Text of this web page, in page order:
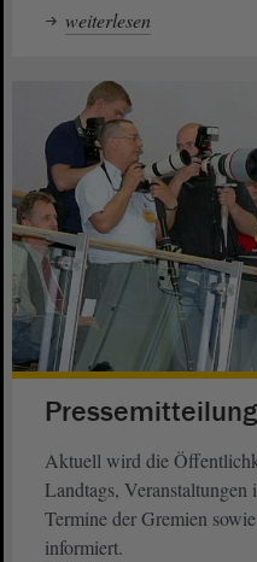
weiterlesen
Aktuell wird die
Landtags, Veranstaltungen
Termine der Gremien
informiert.